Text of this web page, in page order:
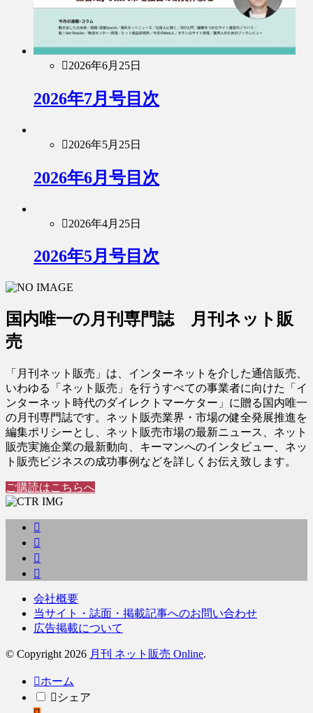
2026年6月25日
2026年7月号目次
2026年5月25日
2026年6月号目次
2026年4月25日
2026年5月号目次
国内唯一の月刊専門誌 月刊ネット販
売
「月刊ネット販売」は、インターネットを介した通信販売、
いわゆる「ネット販売」を行うすべての事業者に向けた「イ
ンターネット時代のダイレクトマーケター」に贈る国内唯一
の月刊専門誌です。ネット販売業界・市場の健全発展推進を
編集ポリシーとし、ネット販売市場の最新ニュース、ネット
販売実施企業の最新動向、キーマンへのインタビュー、ネッ
ト販売ビジネスの成功事例などを詳しくお伝え致します。
ご購読はこちらへ
会社概要
当サイト・誌面・掲載記事へのお問い合わせ
広告掲載について
© Copyright 2026 月刊 ネット販売 Online.
ホーム
シェア